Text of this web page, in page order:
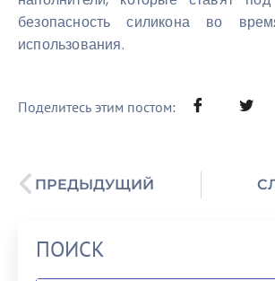
безопасность силикона во
использования.
Поделитесь этим постом:
ПРЕДЫДУЩИЙ
ПОИСК